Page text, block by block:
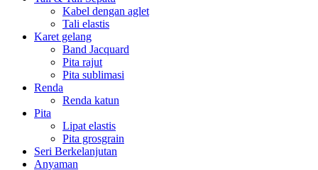
Kabel dengan aglet
Tali elastis
Karet gelang
Band Jacquard
Pita rajut
Pita sublimasi
Renda
Renda katun
Pita
Lipat elastis
Pita grosgrain
Seri Berkelanjutan
Anyaman